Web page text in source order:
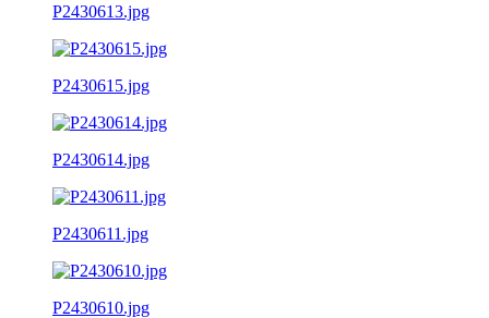
P2430613.jpg
P2430615.jpg
P2430614.jpg
P2430611.jpg
P2430610.jpg